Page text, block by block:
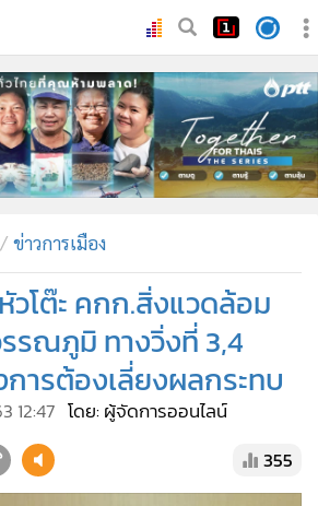
being
ข่าวการเมือง
วโต๊ะ คกก.สิ่งแวดล้อม
รณภูมิ ทางวิ่งที่ 3,4
ารต้องเลี่ยงผลกระทบ
12:47 โดย: ผู้จัดการออนไลน์
355